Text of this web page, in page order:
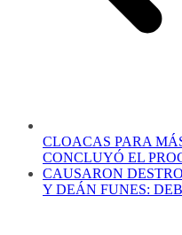
CLOACAS PARA
CONCLUYÓ EL
CAUSARON
Y DEÁN FUNES: